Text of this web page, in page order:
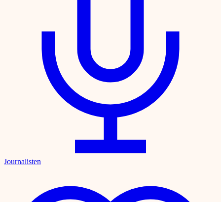
Journalisten